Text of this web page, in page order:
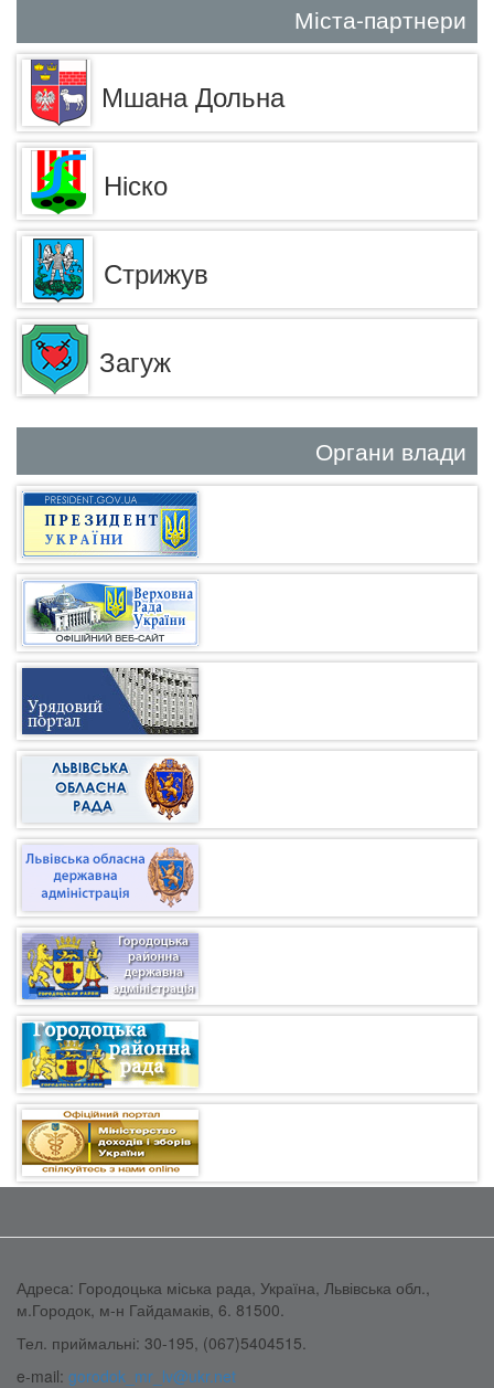
Міста-партнери
Мшана Дольна
Ніско
Стрижув
Загуж
Органи влади
Адреса: Городоцька міська рада, Україна, Львівська обл.,
м.Городок, м-н Гайдамаків, 6. 81500.
Тел. приймальні: 30-195, (067)5404515.
e-mail: gorodok_mr_lv@ukr.net